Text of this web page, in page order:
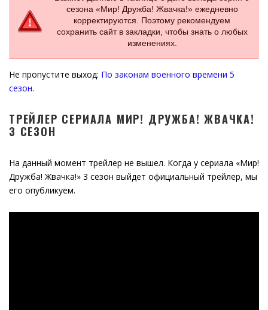
сезона «Мир! Дружба! Жвачка!» ежедневно
корректируются. Поэтому рекомендуем
сохранить сайт в закладки, чтобы знать о любых
изменениях.
Не пропустите выход: По законам военного времени 5
сезон.
ТРЕЙЛЕР СЕРИАЛА МИР! ДРУЖБА! ЖВАЧКА!
3 СЕЗОН
На данный момент трейлер не вышел. Когда у сериала «Мир!
Дружба! Жвачка!» 3 сезон выйдет официальный трейлер, мы
его опубликуем.